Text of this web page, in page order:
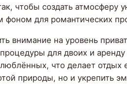
чтобы создать
для романтических
внимание на уровень
для двоих и
что делает
природы, но и укрепить